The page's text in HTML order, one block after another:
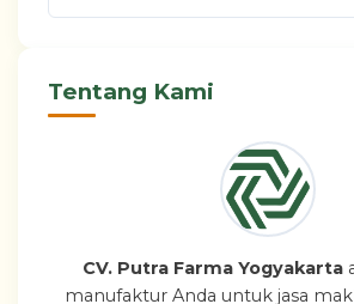
Tentang Kami
CV. Putra Farma Yogyakarta
manufaktur Anda untuk jasa